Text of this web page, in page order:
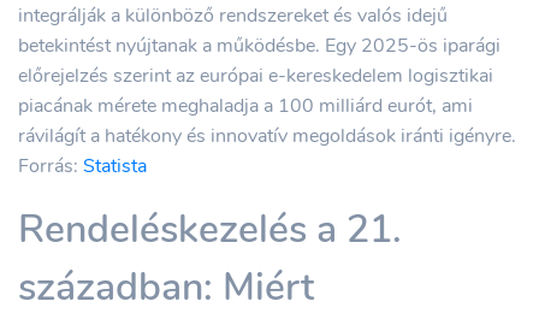
integrálják a különböző rendszereket és valós idejű
betekintést nyújtanak a működésbe. Egy 2025-ös iparági
előrejelzés szerint az európai e-kereskedelem logisztikai
piacának mérete meghaladja a 100 milliárd eurót, ami
rávilágít a hatékony és innovatív megoldások iránti igényre.
Forrás: Statista
Rendeléskezelés a 21.
században: Miért